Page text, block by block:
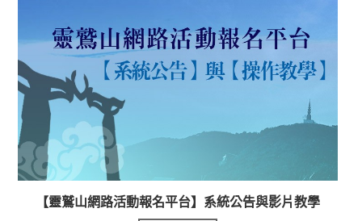
【靈鷲山網路活動報名平台】系統公告與影片教學